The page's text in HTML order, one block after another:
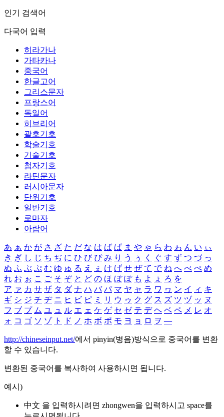
인기 검색어
다국어 입력
히라가나
가타카나
중국어
한글고어
그리스문자
프랑스어
독일어
히브리어
괄호기호
학술기호
기술기호
첨자기호
라틴문자
러시아문자
단위기호
일반기호
로마자
아랍어
あ ぁ か が さ ざ た だ な は ば ぱ ま や ゃ ら わ ゎ ん い ぃ
き ぎ し じ ち ぢ に ひ び ぴ み り う ぅ く ぐ す ず つ づ っ
ぬ ふ ぶ ぷ む ゆ ゅ る え ぇ け げ せ ぜ て で ね へ べ ぺ め
れ お ぉ こ ご そ ぞ と ど の ほ ぼ ぽ も よ ょ ろ を
ア ァ カ サ ザ タ ダ ナ ハ バ パ マ ヤ ャ ラ ワ ヮ ン イ ィ キ
ギ シ ジ チ ヂ ニ ヒ ビ ピ ミ リ ウ ゥ ク グ ス ズ ツ ヅ ッ ヌ
フ ブ プ ム ユ ュ ル エ ェ ケ ゲ セ ゼ テ デ ヘ ベ ペ メ レ オ
ォ コ ゴ ソ ゾ ト ド ノ ホ ボ ポ モ ヨ ョ ロ ヲ ―
http://chineseinput.net/에서 pinyin(병음)방식으로 중국어를 변환
할 수 있습니다.
변환된 중국어를 복사하여 사용하시면 됩니다.
예시)
中文 을 입력하시려면 zhongwen을 입력하시고 space를